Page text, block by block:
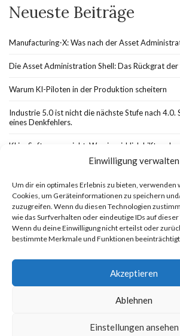
Einwilligung verwalten
Um dir ein optimales Erlebnis zu bieten, verwenden
Cookies, um Geräteinformationen zu speichern
zuzugreifen. Wenn du diesen Technologien
wie das Surfverhalten oder eindeutige IDs auf
Wenn du deine Einwilligung nicht erteilst oder
bestimmte Merkmale und Funktionen
Akzeptieren
Ablehnen
Einstellungen ansehen
Neueste Beiträge
Manufacturing-X: Was nach der Asset
Die Asset Administration Shell: Das Rückgrat
Warum KI-Piloten in der Produktion scheitern
Industrie 5.0 ist nicht die nächste Stufe nach 4.0.
eines Denkfehlers.
KI im Softwareprojekt: Wo sie wirklich hilft und
Cookie-Richtlinie (EU)
Holger H. Gerlach KI und Digitalisierung